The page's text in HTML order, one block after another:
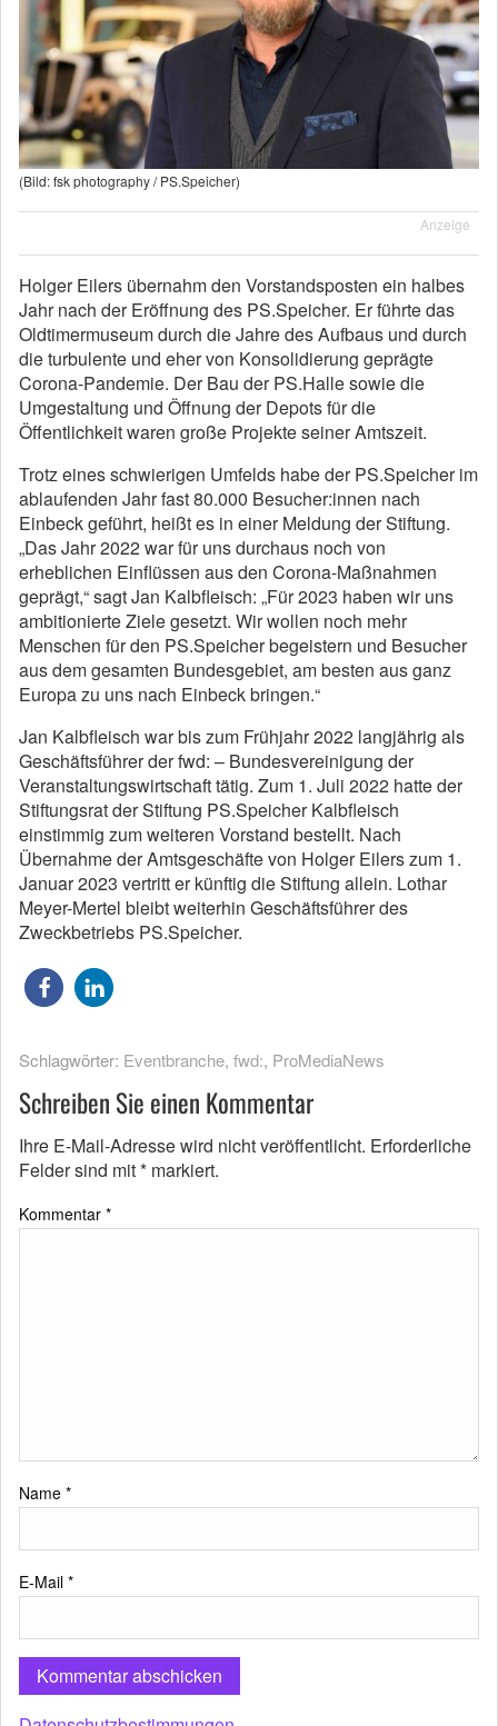
(Bild: fsk photography / PS.Speicher)
Anzeige
Holger Eilers übernahm den Vorstandsposten ein halbes
Jahr nach der Eröffnung des PS.Speicher. Er führte das
Oldtimermuseum durch die Jahre des Aufbaus und durch
die turbulente und eher von Konsolidierung geprägte
Corona-Pandemie. Der Bau der PS.Halle sowie die
Umgestaltung und Öffnung der Depots für die
Öffentlichkeit waren große Projekte seiner Amtszeit.
Trotz eines schwierigen Umfelds habe der PS.Speicher im
ablaufenden Jahr fast 80.000 Besucher:innen nach
Einbeck geführt, heißt es in einer Meldung der Stiftung.
„Das Jahr 2022 war für uns durchaus noch von
erheblichen Einflüssen aus den Corona-Maßnahmen
geprägt,“ sagt Jan Kalbfleisch: „Für 2023 haben wir uns
ambitionierte Ziele gesetzt. Wir wollen noch mehr
Menschen für den PS.Speicher begeistern und Besucher
aus dem gesamten Bundesgebiet, am besten aus ganz
Europa zu uns nach Einbeck bringen.“
Jan Kalbfleisch war bis zum Frühjahr 2022 langjährig als
Geschäftsführer der fwd: – Bundesvereinigung der
Veranstaltungswirtschaft tätig. Zum 1. Juli 2022 hatte der
Stiftungsrat der Stiftung PS.Speicher Kalbfleisch
einstimmig zum weiteren Vorstand bestellt. Nach
Übernahme der Amtsgeschäfte von Holger Eilers zum 1.
Januar 2023 vertritt er künftig die Stiftung allein. Lothar
Meyer-Mertel bleibt weiterhin Geschäftsführer des
Zweckbetriebs PS.Speicher.
Schlagwörter: Eventbranche, fwd:, ProMediaNews
Schreiben Sie einen Kommentar
Ihre E-Mail-Adresse wird nicht veröffentlicht. Erforderliche
Felder sind mit* markiert.
Kommentar *
Name *
E-Mail *